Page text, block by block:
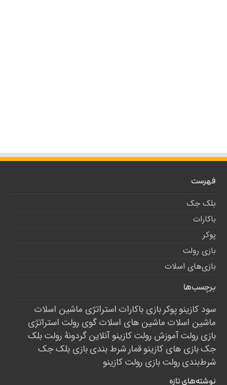
فهرست
بلک جک
باکارات
پوکر
بازی رولت
بازی‌های اسلات
برچسب‌ها
سود کازینوپوکر بازی باکارات استراتژی ماشین اسلات
ماشین اسلات ماشین های اسلاتگوی رولت استراتژی
بازی رولتآموزش رولتکازینو آنلاینگردونۀ رولتبلک
جکبازی های کازینوقمار شرط بندیبازی بلک جک
شرط‌بندیرولتبازی رولتکازینو
نوشته‌های تازه